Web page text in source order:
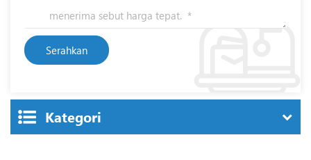
Kategori